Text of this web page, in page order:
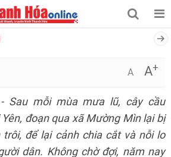
A A+
Sau mỗi mùa mưa lũ, cây cầu
đoạn qua xã Mường Mìn lại bị
để lại cảnh chia cắt và nỗi lo
dân. Không chờ đợi, năm nay